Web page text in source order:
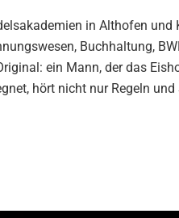
in Althofen und
Buchhaltung,
ein Mann, der das
hört nicht nur Regeln